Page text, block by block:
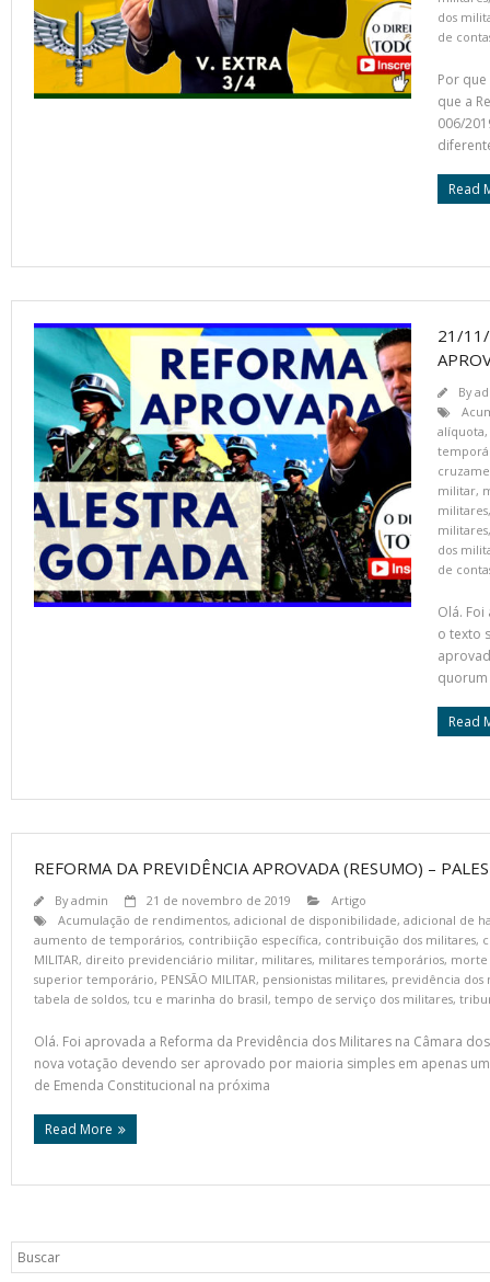
dos
de
Por
que a
006/
Read
21/11/
By
alíquota,
militar,
militares
militares
dos
de
Olá.
o texto
quorum
Read
REFORMA DA PREVIDÊNCIA APROVADA (RESUMO) –
Byadmin 21 de novembro de 2019
Artigo
Acumulação de rendimentos, adicional de disponibilidade, adicional de
aumento de temporários, contribiição específica, contribuição dos militares,
MILITAR, direito previdenciário militar, militares, militares temporários, morte
superior temporário, PENSÃO MILITAR, pensionistas militares, previdência dos
tabela de soldos, tcu e marinha do brasil, tempo de serviço dos militares,
Olá. Foi aprovada a Reforma da Previdência dos Militares na Câmara
nova votação devendo ser aprovado por maioria simples em apenas
de Emenda Constitucional na próxima
Read More